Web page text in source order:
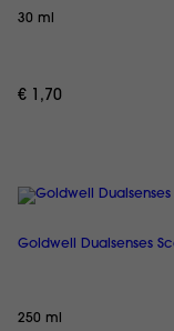
30 ml
€ 1,70
Goldwell Dualsenses
250 ml